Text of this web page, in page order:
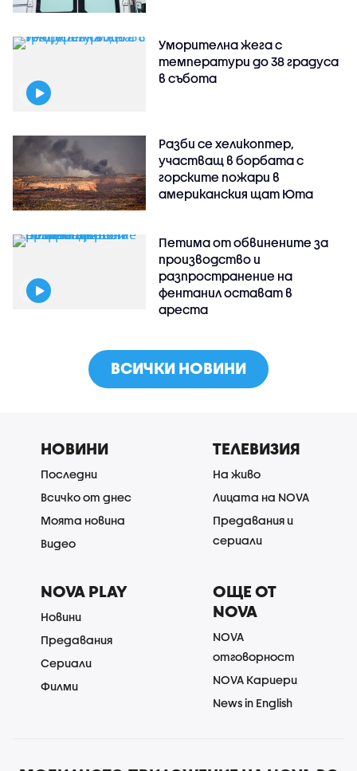
Уморителна жега с
температури до 38 градуса
в събота
Разби се хеликоптер,
участващ в борбата с
горските пожари в
американския щат Юта
Петима от обвинените за
производство и
разпространение на
фентанил остават в
ареста
ВСИЧКИ НОВИНИ
НОВИНИ
Последни
Всичко от днес
Моята новина
Видео
ТЕЛЕВИЗИЯ
На живо
Лицата на NOVA
Предавания и
сериали
NOVA PLAY
Новини
Предавания
Сериали
Филми
ОЩЕ ОТ
NOVA
NOVA
отговорност
NOVA Кариери
News in English